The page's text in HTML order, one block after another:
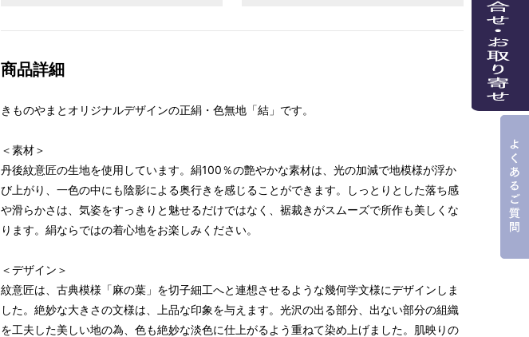
商品詳細
きものやまとオリジナルデザインの正絹・色無地「結」です。
＜素材＞
丹後紋意匠の生地を使用しています。絹100％の艶やかな素材は、光の加減で地模様が浮か
び上がり、一色の中にも陰影による奥行きを感じることができます。しっとりとした落ち感
や滑らかさは、気姿をすっきりと魅せるだけではなく、裾裁きがスムーズで所作も美しくな
ります。絹ならではの着心地をお楽しみください。
＜デザイン＞
紋意匠は、古典模様「麻の葉」を切子細工へと連想させるような幾何学文様にデザインしま
した。絶妙な大きさの文様は、上品な印象を与えます。光沢の出る部分、出ない部分の組織
を工夫した美しい地の為、色も絶妙な淡色に仕上がるよう重ねて染め上げました。肌映りの